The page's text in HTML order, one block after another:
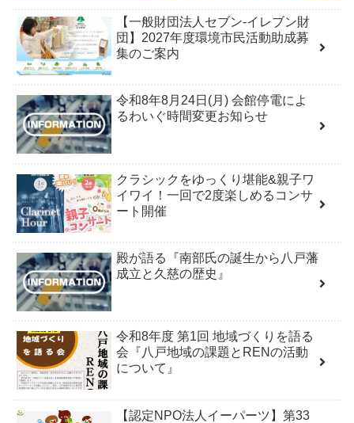
【一般財団法人セブン-イレブン財
団】2027年度環境市民活動助成募
集のご案内
令和8年8月24日(月) 会館停電によ
るわいぐ時間変更お知らせ
クラシックをゆっくり堪能&親子ワ
イワイ！一回で2度楽しめるコンサ
ート開催
殿が語る『南部氏の誕生から八戸藩
成立と久慈の歴史』
令和8年度 第1回 地域づくりを語る
会『八戸地域の課題とRENの活動
について』
【認定NPO法人イーパーツ】第33